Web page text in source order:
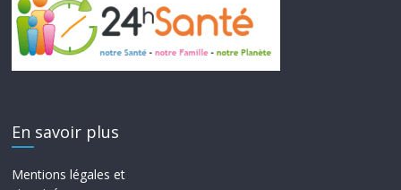
En savoir plus
Mentions légales et